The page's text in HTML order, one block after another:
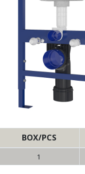
BOX/PCS
1